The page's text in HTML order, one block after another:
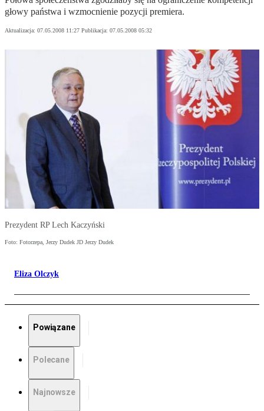
głowy państwa i wzmocnienie pozycji premiera.
Aktualizacja: 07.05.2008 11:27 Publikacja: 07.05.2008 05:32
Prezydent RP Lech Kaczyński
Foto: Fotorzepa, Jerzy Dudek JD Jerzy Dudek
Eliza Olczyk
Powiązane
Polecane
Najnowsze